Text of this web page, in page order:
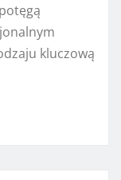
kluczową